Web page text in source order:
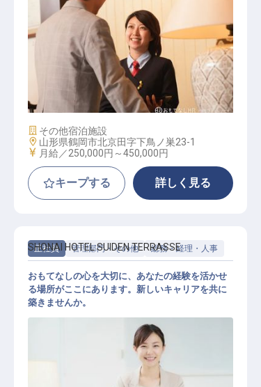
レセプションスタッフ
施設業態
その他宿泊施設
勤務地
山形県鶴岡市北京田字下鳥ノ巣23-1
給与
月給／250,000円～450,000円
キープする 詳しく見る
正社員 管理部門・その他 総務・経理・人事
SHONAI HOTEL SUIDEN TERRASSE
おもてなしの心を大切に、あなたの経験を活かせ
る場所がここにあります。新しいキャリアを共に
築きませんか。